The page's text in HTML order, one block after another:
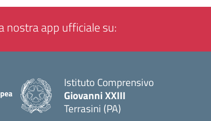
nostra app ufficiale su:
Istituto Comprensivo
Giovanni XXIII
Terrasini (PA)